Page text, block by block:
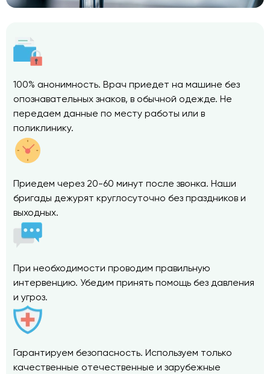
100% анонимность. Врач приедет на машине без
опознавательных знаков, в обычной одежде. Не
передаем данные по месту работы или в
поликлинику.
Приедем через 20-60 минут после звонка. Наши
бригады дежурят круглосуточно без праздников и
выходных.
При необходимости проводим правильную
интервенцию. Убедим принять помощь без давления
и угроз.
Гарантируем безопасность. Используем только
качественные отечественные и зарубежные